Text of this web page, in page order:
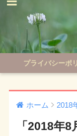
プライバシーポ
ホーム 2018
「2018年